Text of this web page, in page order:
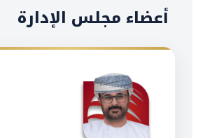
أعضاء مجلس الإدارة